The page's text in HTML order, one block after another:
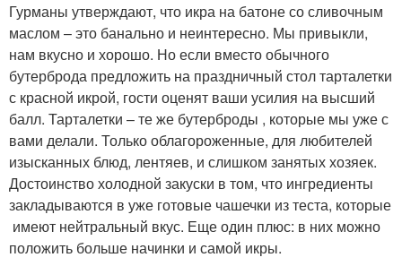
Гурманы утверждают, что икра на батоне со сливочным
маслом – это банально и неинтересно. Мы привыкли,
нам вкусно и хорошо. Но если вместо обычного
бутерброда предложить на праздничный стол тарталетки
с красной икрой, гости оценят ваши усилия на высший
балл. Тарталетки – те же бутерброды , которые мы уже с
вами делали. Только облагороженные, для любителей
изысканных блюд, лентяев, и слишком занятых хозяек.
Достоинство холодной закуски в том, что ингредиенты
закладываются в уже готовые чашечки из теста, которые
имеют нейтральный вкус. Еще один плюс: в них можно
положить больше начинки и самой икры.